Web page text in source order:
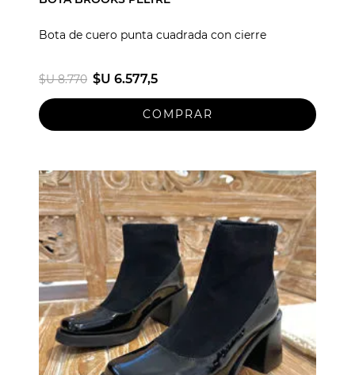
Bota de cuero punta cuadrada con cierre
$U 8.770 $U 6.577,5